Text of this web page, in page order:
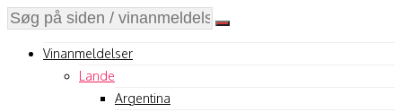
Vinanmeldelser
Lande
Argentina